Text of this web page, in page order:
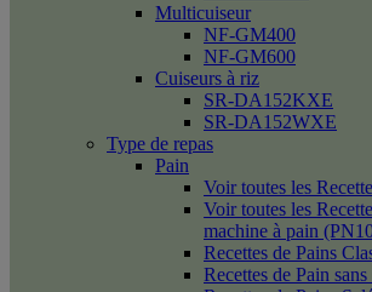
Multicuiseur
NF-GM400
NF-GM600
Cuiseurs à riz
SR-DA152KXE
SR-DA152WXE
Type de repas
Pain
Voir toutes les
Voir toutes les
machine à pain
Recettes de Pains
Recettes de Pain